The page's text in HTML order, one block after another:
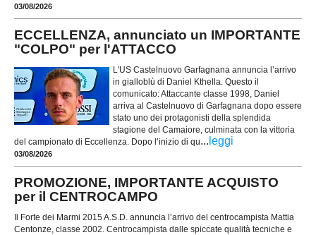
03/08/2026
ECCELLENZA, annunciato un IMPORTANTE
"COLPO" per l'ATTACCO
L'US Castelnuovo Garfagnana annuncia l’arrivo
in gialloblù di Daniel Kthella. Questo il
comunicato: Attaccante classe 1998, Daniel
arriva al Castelnuovo di Garfagnana dopo essere
stato uno dei protagonisti della splendida
stagione del Camaiore, culminata con la vittoria
del campionato di Eccellenza. Dopo l’inizio di qu... leggi
03/08/2026
PROMOZIONE, IMPORTANTE ACQUISTO
per il CENTROCAMPO
Il Forte dei Marmi 2015 A.S.D. annuncia l’arrivo del centrocampista Mattia
Centonze, classe 2002. Centrocampista dalle spiccate qualità tecniche e